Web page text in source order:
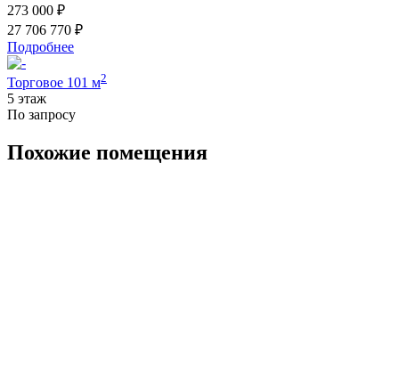
273 000 ₽
27 706 770 ₽
Подробнее
Торговое 101 м2
5 этаж
По запросу
Похожие помещения